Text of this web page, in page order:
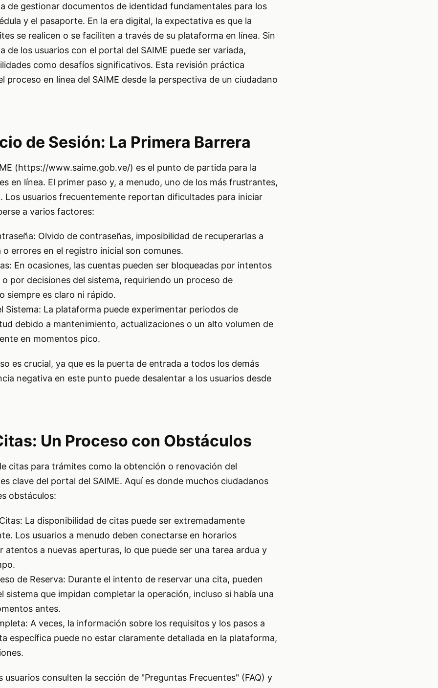
de gestionar documentos de identidad fundamentales para los
y el pasaporte. En la era digital, la expectativa es que la
se realicen o se faciliten a través de su plataforma en línea. Sin
de los usuarios con el portal del SAIME puede ser variada,
como desafíos significativos. Esta revisión práctica
proceso en línea del SAIME desde la perspectiva de un ciudadano
de Sesión: La Primera Barrera
(https://www.saime.gob.ve/) es el punto de partida para la
en línea. El primer paso y, a menudo, uno de los más frustrantes,
Los usuarios frecuentemente reportan dificultades para iniciar
a varios factores:
Olvido de contraseñas, imposibilidad de recuperarlas a
errores en el registro inicial son comunes.
En ocasiones, las cuentas pueden ser bloqueadas por intentos
por decisiones del sistema, requiriendo un proceso de
siempre es claro ni rápido.
Sistema: La plataforma puede experimentar periodos de
debido a mantenimiento, actualizaciones o un alto volumen de
en momentos pico.
es crucial, ya que es la puerta de entrada a todos los demás
negativa en este punto puede desalentar a los usuarios desde
Un Proceso con Obstáculos
citas para trámites como la obtención o renovación del
clave del portal del SAIME. Aquí es donde muchos ciudadanos
obstáculos:
La disponibilidad de citas puede ser extremadamente
Los usuarios a menudo deben conectarse en horarios
atentos a nuevas aperturas, lo que puede ser una tarea ardua y
de Reserva: Durante el intento de reservar una cita, pueden
sistema que impidan completar la operación, incluso si había una
antes.
A veces, la información sobre los requisitos y los pasos a
específica puede no estar claramente detallada en la plataforma,
usuarios consulten la sección de "Preguntas Frecuentes" (FAQ) y